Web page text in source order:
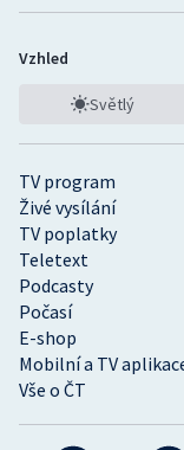
TV program
Živé vysílání
TV poplatky
Teletext
Podcasty
Počasí
E-shop
Mobilní a TV
Vše o ČT
Vzhled
Světlý